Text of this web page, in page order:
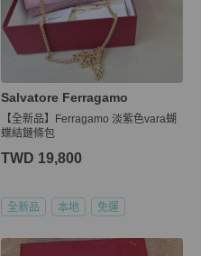
Salvatore Ferragamo
【全新品】Ferragamo 淡紫色vara蝴
蝶結鏈條包
TWD 19,800
全新品 本地 免運